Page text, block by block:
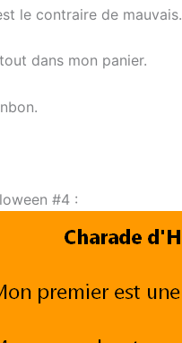
le contraire de mauvais.
dans mon panier.
#4 :